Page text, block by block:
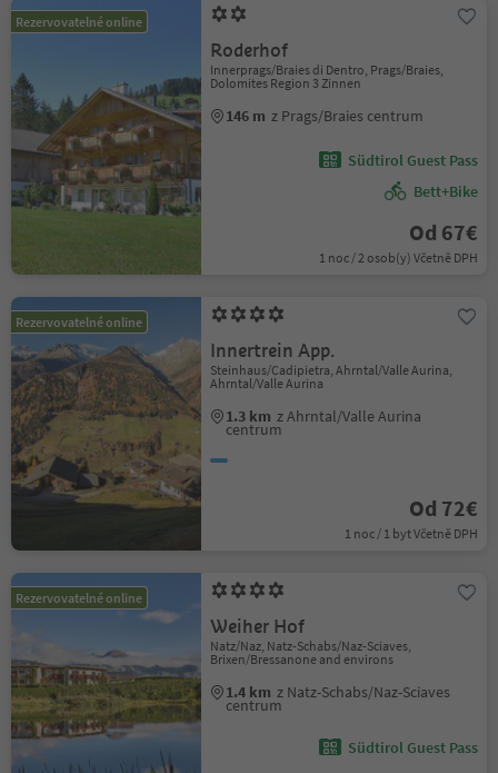
Rezervovatelné online
Roderhof
Innerprags/Braies di Dentro, Prags/Braies,
Dolomites Region 3 Zinnen
146 m z Prags/Braies centrum
Südtirol Guest Pass
Bett+Bike
Od 67€
1 noc / 2 osob(y) Včetně DPH
Rezervovatelné online
Innertrein App.
Steinhaus/Cadipietra, Ahrntal/Valle Aurina,
Ahrntal/Valle Aurina
1.3 km z Ahrntal/Valle Aurina
centrum
Od 72€
1 noc / 1 byt Včetně DPH
Rezervovatelné online
Weiher Hof
Natz/Naz, Natz-Schabs/Naz-Sciaves,
Brixen/Bressanone and environs
1.4 km z Natz-Schabs/Naz-Sciaves
centrum
Südtirol Guest Pass